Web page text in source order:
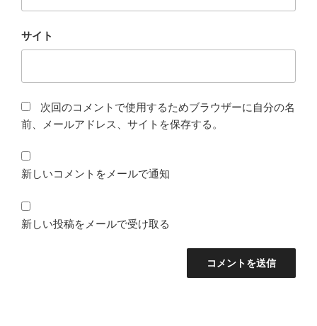
サイト
次回のコメントで使用するためブラウザーに自分の名
前、メールアドレス、サイトを保存する。
新しいコメントをメールで通知
新しい投稿をメールで受け取る